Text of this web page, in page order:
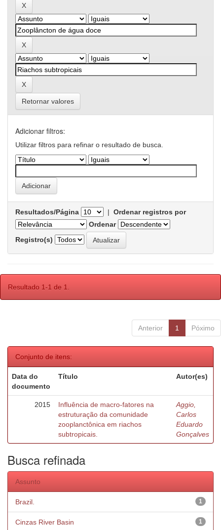
Retornar valores
Adicionar filtros:
Utilizar filtros para refinar o resultado de busca.
Resultados/Página | Ordenar registros por
Ordenar
Registro(s)
Resultado 1-1 de 1.
Anterior 1 Póximo
Conjunto de itens:
Data do
documento
Título Autor(es)
2015
Influência de macro-fatores na
estruturação da comunidade
zooplanctônica em riachos
subtropicais.
Aggio,
Carlos
Eduardo
Gonçalves
Busca refinada
Assunto
1
Brazil.
1
Cinzas River Basin